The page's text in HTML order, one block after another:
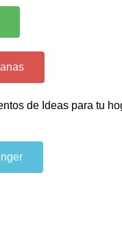
de Ideas para tu